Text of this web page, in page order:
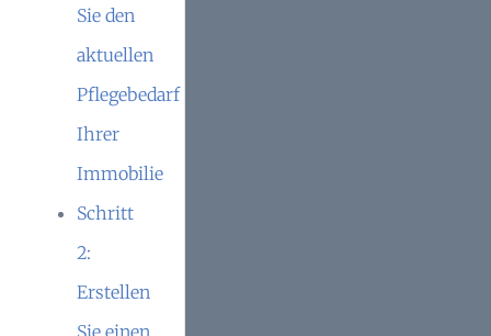
Sie den
aktuellen
Pflegebedarf
Ihrer
Immobilie
Schritt
2:
Erstellen
Sie einen